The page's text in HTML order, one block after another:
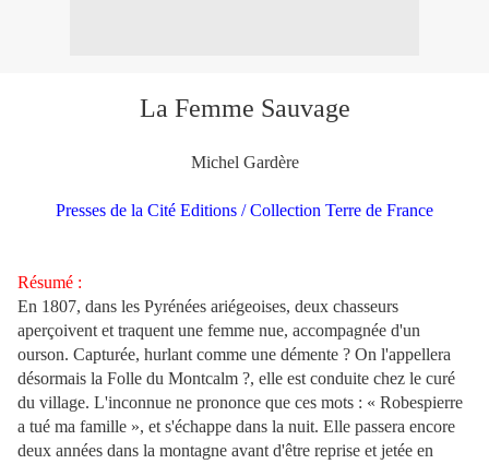
La Femme Sauvage
Michel Gardère
Presses de la Cité Editions / Collection Terre de France
Résumé :
En 1807, dans les Pyrénées ariégeoises, deux chasseurs
aperçoivent et traquent une femme nue, accompagnée d'un
ourson. Capturée, hurlant comme une démente ? On l'appellera
désormais la Folle du Montcalm ?, elle est conduite chez le curé
du village. L'inconnue ne prononce que ces mots : « Robespierre
a tué ma famille », et s'échappe dans la nuit. Elle passera encore
deux années dans la montagne avant d'être reprise et jetée en